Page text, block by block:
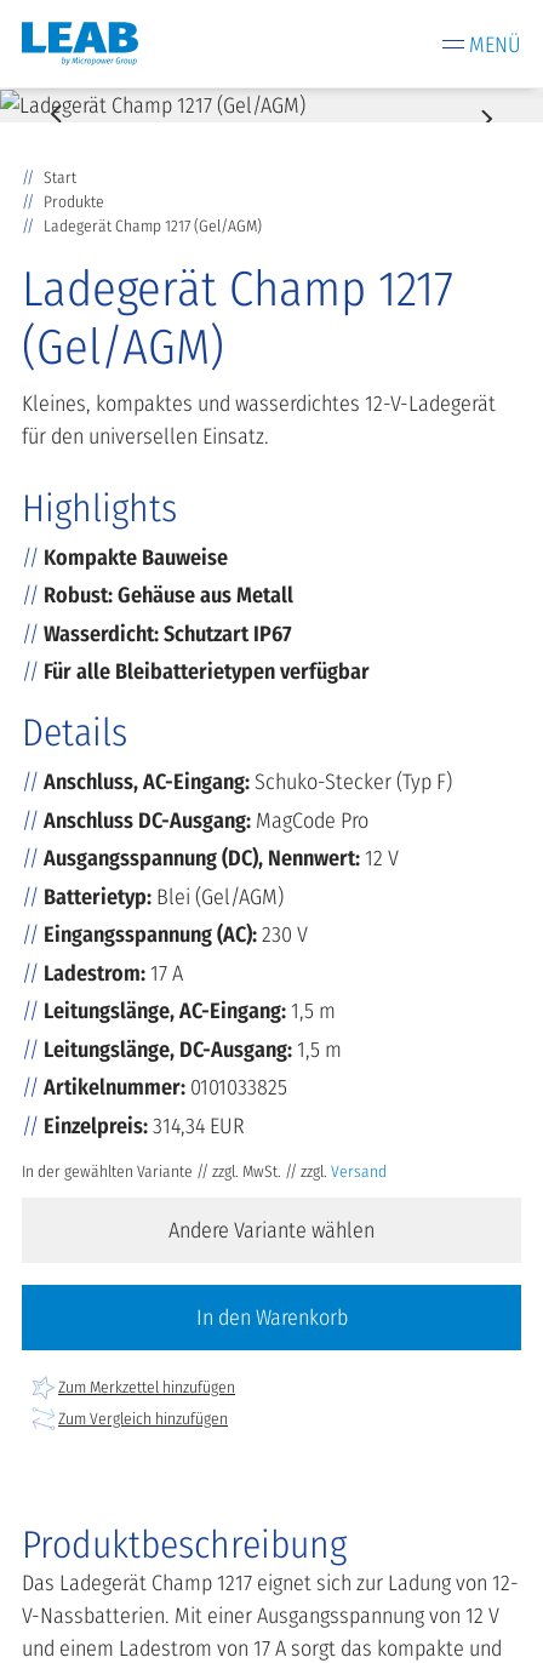
MENÜ
Start
Produkte
Ladegerät Champ 1217 (Gel/AGM)
Ladegerät Champ 1217
(Gel/AGM)
Kleines, kompaktes und wasserdichtes 12-V-Ladegerät
für den universellen Einsatz.
Highlights
Kompakte Bauweise
Robust: Gehäuse aus Metall
Wasserdicht: Schutzart IP67
Für alle Bleibatterietypen verfügbar
Details
Anschluss, AC-Eingang:Schuko-Stecker (Typ F)
Anschluss DC-Ausgang: MagCode Pro
Ausgangsspannung (DC), Nennwert:12 V
Batterietyp: Blei (Gel/AGM)
Eingangsspannung (AC):230 V
Ladestrom:17 A
Leitungslänge, AC-Eingang:1,5 m
Leitungslänge, DC-Ausgang:1,5 m
Artikelnummer: 0101033825
Einzelpreis:314,34 EUR
In der gewählten Variante // zzgl. MwSt. // zzgl. Versand
Andere Variante wählen
In den Warenkorb
Zum Merkzettel hinzufügen
Zum Vergleich hinzufügen
Produktbeschreibung
Das Ladegerät Champ 1217 eignet sich zur Ladung von 12-
V-Nassbatterien. Mit einer Ausgangsspannung von 12 V
und einem Ladestrom von 17 A sorgt das kompakte und